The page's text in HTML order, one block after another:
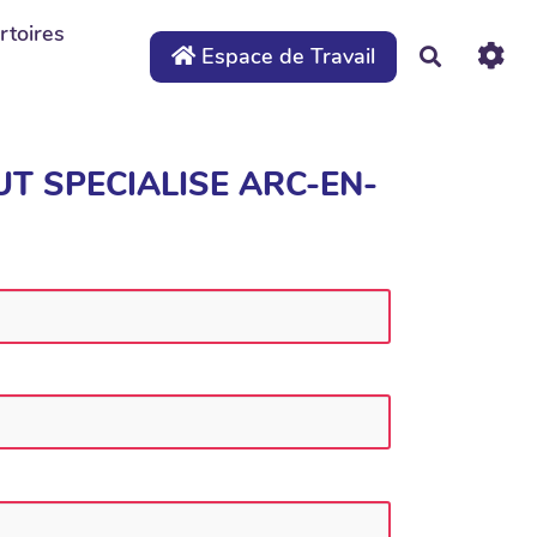
Espace de Travail
SPECIALISE ARC-EN-